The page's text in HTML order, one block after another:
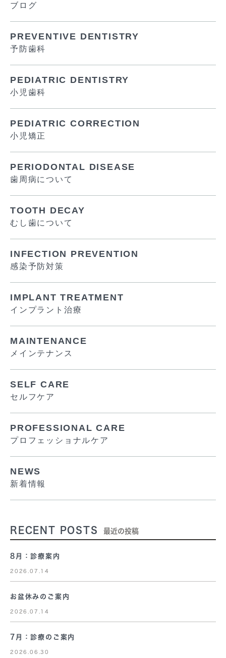
ブログ
PREVENTIVE DENTISTRY
予防歯科
PEDIATRIC DENTISTRY
小児歯科
PEDIATRIC CORRECTION
小児矯正
PERIODONTAL DISEASE
歯周病について
TOOTH DECAY
むし歯について
INFECTION PREVENTION
感染予防対策
IMPLANT TREATMENT
インプラント治療
MAINTENANCE
メインテナンス
SELF CARE
セルフケア
PROFESSIONAL CARE
プロフェッショナルケア
NEWS
新着情報
RECENT POSTS 最近の投稿
8月：診療案内
2026.07.14
お盆休みのご案内
2026.07.14
7月：診療のご案内
2026.06.30